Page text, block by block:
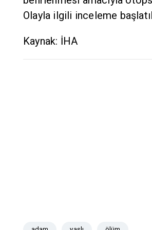
Olayla ilgili inceleme
Kaynak: İHA